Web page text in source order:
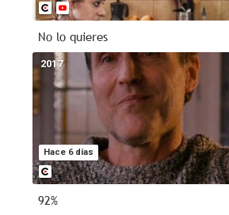
No lo quieres
Hace 6 días
2017
92%